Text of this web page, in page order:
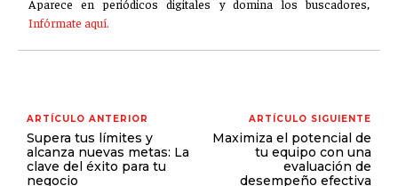
Aparece en periódicos digitales y domina los buscadores,
Infórmate aquí.
ARTÍCULO ANTERIOR
Supera tus límites y
alcanza nuevas metas: La
clave del éxito para tu
negocio
ARTÍCULO SIGUIENTE
Maximiza el potencial de
tu equipo con una
evaluación de
desempeño efectiva